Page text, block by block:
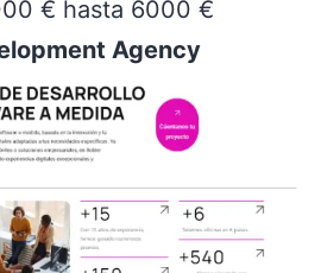
€ hasta 6000 €
Agency